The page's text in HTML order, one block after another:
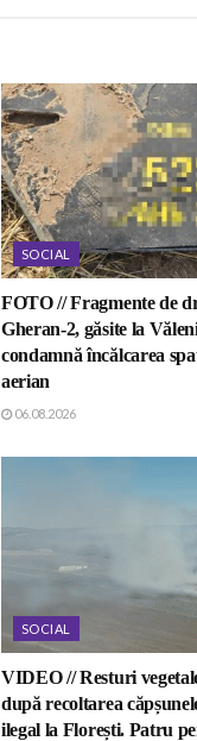
SOCIAL
FOTO // Fragmente de
Gheran-2, găsite la
condamnă încălcarea
aerian
06.08.2026
SOCIAL
VIDEO // Resturi
după recoltarea
ilegal la Florești. Patru